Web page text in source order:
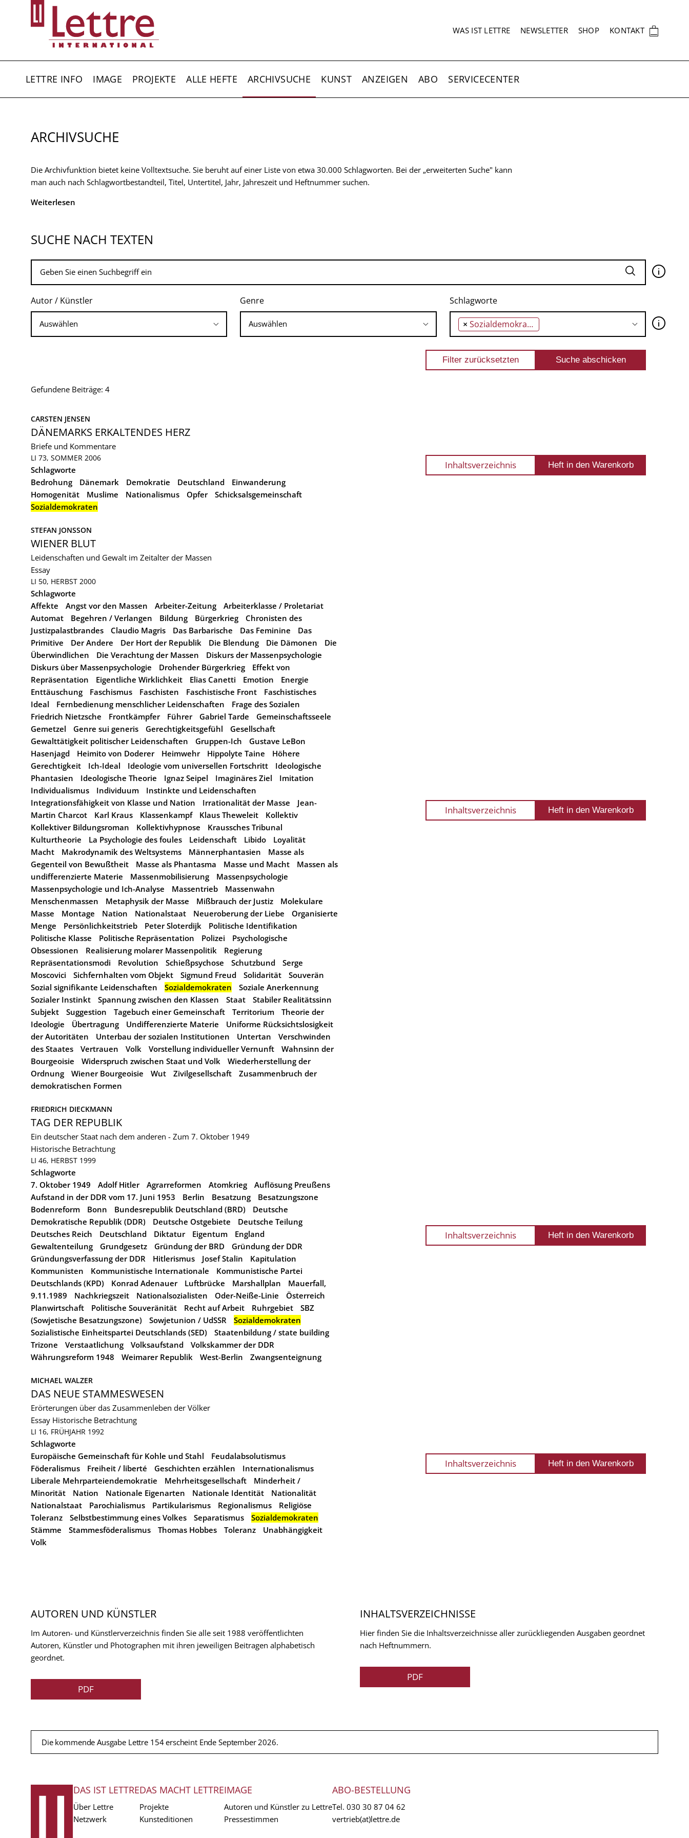
SEKUNDÄRNAVIGATION
WAS IST LETTRE NEWSLETTER SHOP KONTAKT 🛍
LETTRE INFO IMAGE PROJEKTE ALLE HEFTE ARCHIVSUCHE KUNST ANZEIGEN ABO SERVICECENTER
ARCHIVSUCHE
Die Archivfunktion bietet keine Volltextsuche. Sie beruht auf einer Liste von etwa 30.000 Schlagworten. Bei der „erweiterten Suche" kann
man auch nach Schlagwortbestandteil, Titel, Untertitel, Jahr, Jahreszeit und Heftnummer suchen.
Weiterlesen
SUCHE NACH TEXTEN
🛈
Autor / Künstler Genre Schlagworte
× Sozialdemokraten 🛈
Gefundene Beiträge: 4
CARSTEN JENSEN
DÄNEMARKS ERKALTENDES HERZ
Briefe und Kommentare
LI 73, SOMMER 2006
Schlagworte
Bedrohung
Dänemark Demokratie Deutschland
Einwanderung
Homogenität
Muslime Nationalismus Opfer
Schicksalsgemeinschaft
Sozialdemokraten
Inhaltsverzeichnis
STEFAN JONSSON
WIENER BLUT
Leidenschaften und Gewalt im Zeitalter der Massen
Essay
LI 50, HERBST 2000
Schlagworte
Affekte
Angst vor den Massen Arbeiter-Zeitung
Arbeiterklasse / Proletariat
Automat
Begehren / Verlangen Bildung Bürgerkrieg
Chronisten des
Justizpalastbrandes
Claudio Magris Das Barbarische Das Feminine
Das
Primitive
Der Andere Der Hort der Republik Die Blendung Die Dämonen
Die
Überwindlichen
Die Verachtung der Massen
Diskurs der Massenpsychologie
Diskurs über Massenpsychologie
Drohender Bürgerkrieg
Effekt von
Repräsentation
Eigentliche Wirklichkeit Elias Canetti Emotion
Energie
Enttäuschung
Faschismus Faschisten Faschistische Front
Faschistisches
Ideal
Fernbedienung menschlicher Leidenschaften
Frage des Sozialen
Friedrich Nietzsche
Frontkämpfer Führer Gabriel Tarde
Gemeinschaftsseele
Gemetzel
Genre sui generis Gerechtigkeitsgefühl
Gesellschaft
Gewalttätigkeit politischer Leidenschaften
Gruppen-Ich
Gustave LeBon
Hasenjagd
Heimito von Doderer Heimwehr Hippolyte Taine
Höhere
Gerechtigkeit
Ich-Ideal Ideologie vom universellen Fortschritt
Ideologische
Phantasien
Ideologische Theorie Ignaz Seipel Imaginäres Ziel
Imitation
Individualismus
Individuum
Instinkte und Leidenschaften
Integrationsfähigkeit von Klasse und Nation
Irrationalität der Masse
Jean-
Martin Charcot
Karl Kraus Klassenkampf Klaus Theweleit
Kollektiv
Kollektiver Bildungsroman
Kollektivhypnose
Kraussches Tribunal
Kulturtheorie
La Psychologie des foules Leidenschaft Libido
Loyalität
Macht
Makrodynamik des Weltsystems Männerphantasien
Masse als
Gegenteil von Bewußtheit
Masse als Phantasma Masse und Macht
Massen als
undifferenzierte Materie
Massenmobilisierung
Massenpsychologie
Massenpsychologie und Ich-Analyse
Massentrieb
Massenwahn
Menschenmassen
Metaphysik der Masse Mißbrauch der Justiz
Molekulare
Masse
Montage Nation Nationalstaat Neueroberung der Liebe
Organisierte
Menge
Persönlichkeitstrieb Peter Sloterdijk
Politische Identifikation
Politische Klasse
Politische Repräsentation Polizei
Psychologische
Obsessionen
Realisierung molarer Massenpolitik
Regierung
Repräsentationsmodi
Revolution Schießpsychose Schutzbund
Serge
Moscovici
Sichfernhalten vom Objekt Sigmund Freud Solidarität
Souverän
Sozial signifikante Leidenschaften
Sozialdemokraten
Soziale Anerkennung
Sozialer Instinkt
Spannung zwischen den Klassen Staat
Stabiler Realitätssinn
Subjekt
Suggestion Tagebuch einer Gemeinschaft Territorium
Theorie der
Ideologie
Übertragung Undifferenzierte Materie
Uniforme Rücksichtslosigkeit
der Autoritäten
Unterbau der sozialen Institutionen Untertan
Verschwinden
des Staates
Vertrauen Volk Vorstellung individueller Vernunft
Wahnsinn der
Bourgeoisie
Widerspruch zwischen Staat und Volk
Wiederherstellung der
Ordnung
Wiener Bourgeoisie Wut Zivilgesellschaft
Zusammenbruch der
demokratischen Formen
Inhaltsverzeichnis
FRIEDRICH DIECKMANN
TAG DER REPUBLIK
Ein deutscher Staat nach dem anderen - Zum 7. Oktober 1949
Historische Betrachtung
LI 46, HERBST 1999
Schlagworte
7. Oktober 1949
Adolf Hitler Agrarreformen Atomkrieg
Auflösung Preußens
Aufstand in der DDR vom 17. Juni 1953
Berlin Besatzung
Besatzungszone
Bodenreform
Bonn Bundesrepublik Deutschland (BRD)
Deutsche
Demokratische Republik (DDR)
Deutsche Ostgebiete
Deutsche Teilung
Deutsches Reich
Deutschland Diktatur Eigentum
England
Gewaltenteilung
Grundgesetz Gründung der BRD
Gründung der DDR
Gründungsverfassung der DDR
Hitlerismus Josef Stalin
Kapitulation
Kommunisten
Kommunistische Internationale
Kommunistische Partei
Deutschlands (KPD)
Konrad Adenauer Luftbrücke Marshallplan
Mauerfall,
9.11.1989
Nachkriegszeit Nationalsozialisten Oder-Neiße-Linie
Österreich
Planwirtschaft
Politische Souveränität Recht auf Arbeit Ruhrgebiet
SBZ
(Sowjetische Besatzungszone)
Sowjetunion / UdSSR
Sozialdemokraten
Sozialistische Einheitspartei Deutschlands (SED)
Staatenbildung / state building
Trizone
Verstaatlichung Volksaufstand
Volkskammer der DDR
Währungsreform 1948
Weimarer Republik West-Berlin Zwangsenteignung
Inhaltsverzeichnis
MICHAEL WALZER
DAS NEUE STAMMESWESEN
Erörterungen über das Zusammenleben der Völker
Essay Historische Betrachtung
LI 16, FRÜHJAHR 1992
Schlagworte
Europäische Gemeinschaft für Kohle und Stahl
Feudalabsolutismus
Föderalismus
Freiheit / liberté Geschichten erzählen
Internationalismus
Liberale Mehrparteiendemokratie
Mehrheitsgesellschaft
Minderheit /
Minorität
Nation Nationale Eigenarten Nationale Identität
Nationalität
Nationalstaat
Parochialismus Partikularismus Regionalismus
Religiöse
Toleranz
Selbstbestimmung eines Volkes Separatismus
Sozialdemokraten
Stämme
Stammesföderalismus Thomas Hobbes Toleranz
Unabhängigkeit
Volk
Inhaltsverzeichnis
AUTOREN UND KÜNSTLER
Im Autoren- und Künstlerverzeichnis finden Sie alle seit 1988 veröffentlichten
Autoren, Künstler und Photographen mit ihren jeweiligen Beitragen alphabetisch
geordnet.
PDF
INHALTSVERZEICHNISSE
Hier finden Sie die Inhaltsverzeichnisse aller zurückliegenden Ausgaben geordnet
nach Heftnummern.
PDF
Die kommende Ausgabe Lettre 154 erscheint Ende September 2026.
FUSSZEILE
DAS IST LETTRE
Über Lettre
Netzwerk
DAS MACHT LETTRE
Projekte
Kunsteditionen
IMAGE
Autoren und Künstler zu Lettre
Pressestimmen
ABO-BESTELLUNG
Tel. 030 30 87 04 62
vertrieb(at)lettre.de